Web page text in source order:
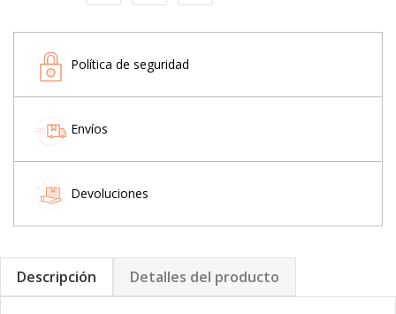
Política de seguridad
Envíos
Devoluciones
Descripción Detalles del producto